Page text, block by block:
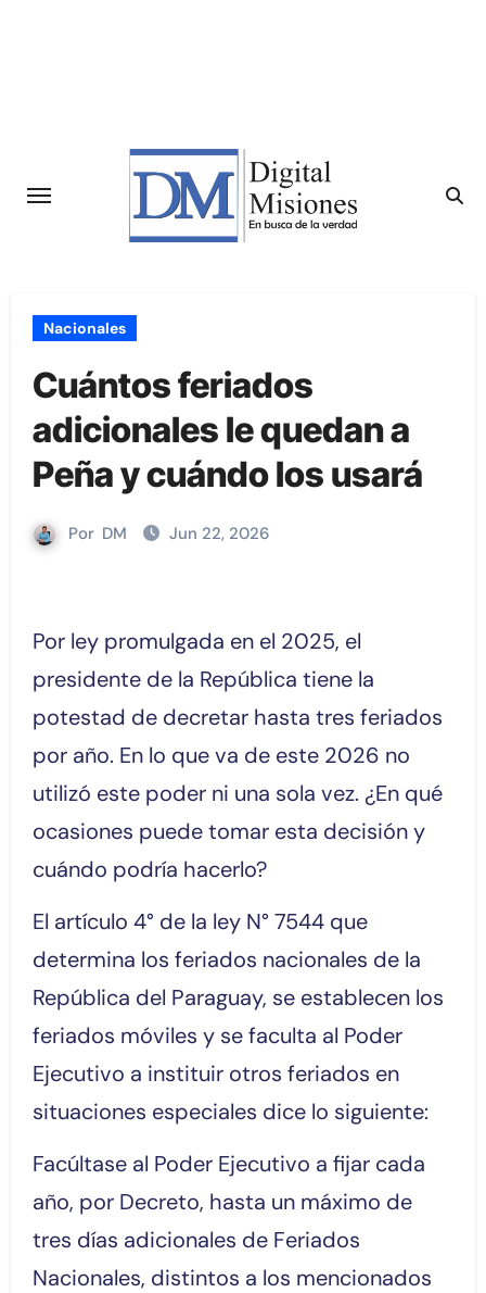
Nacionales
Cuántos feriados
adicionales le quedan a
Peña y cuándo los usará
Por DM Jun 22, 2026
Por ley promulgada en el 2025, el
presidente de la República tiene la
potestad de decretar hasta tres feriados
por año. En lo que va de este 2026 no
utilizó este poder ni una sola vez. ¿En qué
ocasiones puede tomar esta decisión y
cuándo podría hacerlo?
El artículo 4° de la ley N° 7544 que
determina los feriados nacionales de la
República del Paraguay, se establecen los
feriados móviles y se faculta al Poder
Ejecutivo a instituir otros feriados en
situaciones especiales dice lo siguiente:
Facúltase al Poder Ejecutivo a fijar cada
año, por Decreto, hasta un máximo de
tres días adicionales de Feriados
Nacionales, distintos a los mencionados